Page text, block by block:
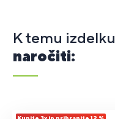
K temu izdelku
naročiti:
Kupite 3x in prihranite 12 %